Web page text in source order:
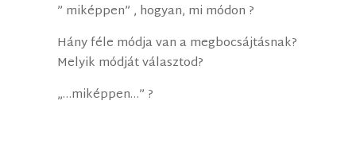
” miképpen” , hogyan, mi módon ?
Hány féle módja van a megbocsájtásnak?
Melyik módját választod?
„…miképpen…” ?